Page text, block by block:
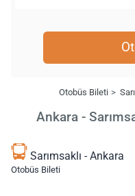
Otobüs Bileti
Ankara -
Sarımsaklı - Ankara
Otobüs Bileti